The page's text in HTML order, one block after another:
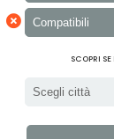
× Compatibili
SCOPRI
Scegli città